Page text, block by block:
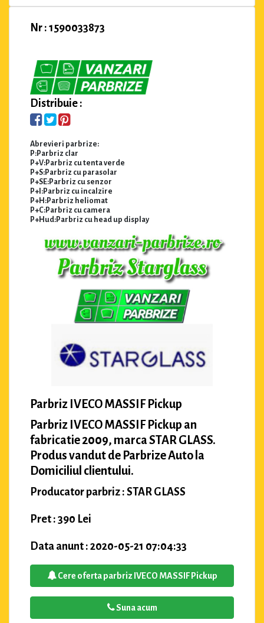
Nr : 1590033873
Distribuie :
Abrevieri parbrize:
P:Parbriz clar
P+V:Parbriz cu tenta verde
P+S:Parbriz cu parasolar
P+SE:Parbriz cu senzor
P+I:Parbriz cu incalzire
P+H:Parbriz heliomat
P+C:Parbriz cu camera
P+Hud:Parbriz cu head up display
Parbriz IVECO MASSIF Pickup
Parbriz IVECO MASSIF Pickup an
fabricatie 2009, marca STAR GLASS.
Produs vandut de Parbrize Auto la
Domiciliul clientului.
Producator parbriz : STAR GLASS
Pret : 390 Lei
Data anunt : 2020-05-21 07:04:33
Cere oferta parbriz IVECO MASSIF Pickup
Suna acum